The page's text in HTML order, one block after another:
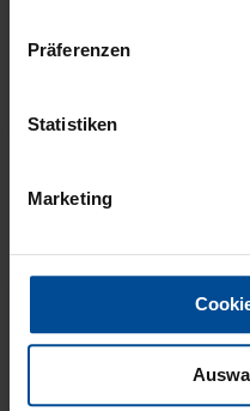
Präferenzen
Statistiken
Marketing
KIDS